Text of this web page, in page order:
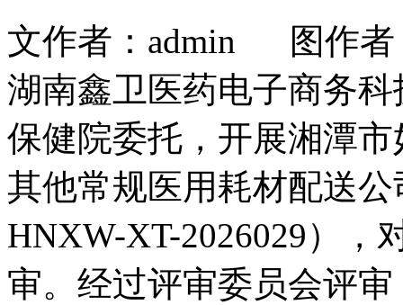
文作者：admin 图作者
湖南鑫卫医药电子商务
保健院委托，开展湘潭
其他常规医用耗材配送
HNXW-XT-2026029），
审。经过评审委员会评